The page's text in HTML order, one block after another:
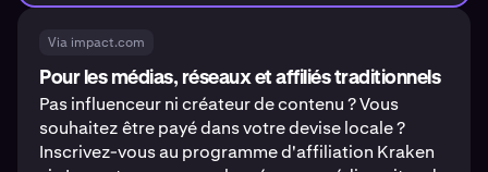
Via impact.com
Pour les médias, réseaux et affiliés traditionnels
Pas influenceur ni créateur de contenu ? Vous
souhaitez être payé dans votre devise locale ?
Inscrivez-vous au programme d'affiliation Kraken